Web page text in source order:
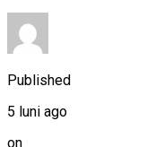
Published
5 luni ago
on